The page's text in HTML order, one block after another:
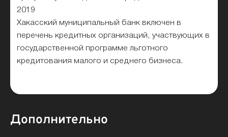
2019
Хакасский муниципальный банк включен в
перечень кредитных организаций, участвующих в
государственной программе льготного
кредитования малого и среднего бизнеса.
Дополнительно